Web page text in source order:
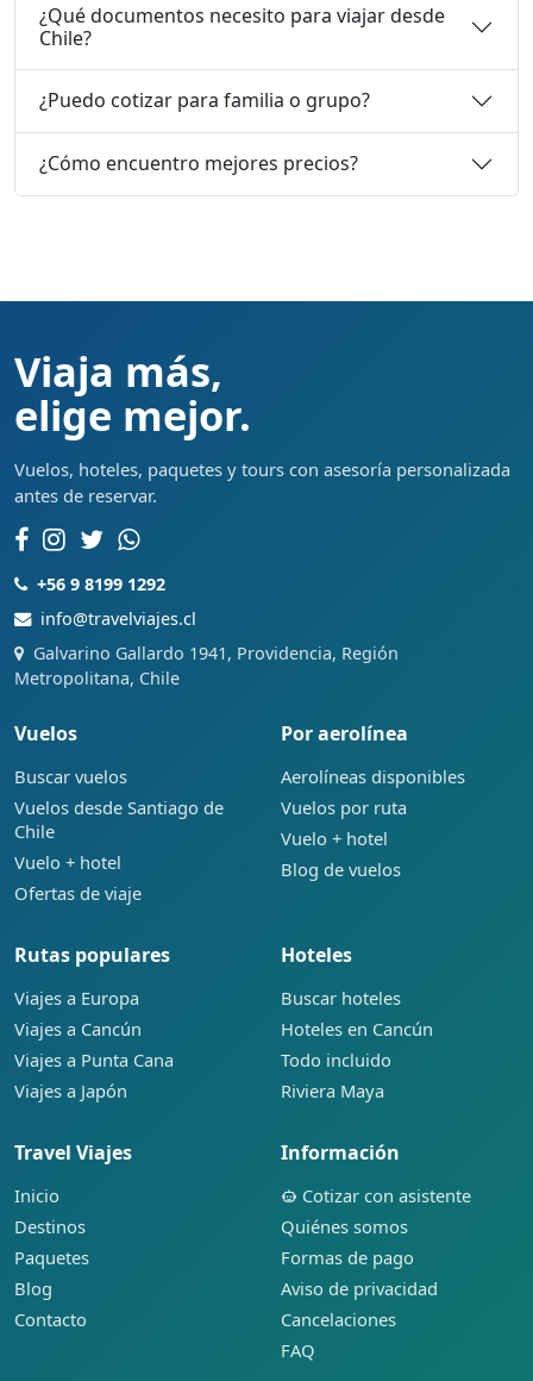
¿Qué documentos necesito para viajar desde
Chile?
¿Puedo cotizar para familia o grupo?
¿Cómo encuentro mejores precios?
Viaja más,
elige mejor.
Vuelos, hoteles, paquetes y tours con asesoría personalizada
antes de reservar.
+56 9 8199 1292
info@travelviajes.cl
Galvarino Gallardo 1941, Providencia, Región
Metropolitana, Chile
Vuelos
Buscar vuelos
Vuelos desde Santiago de
Chile
Vuelo + hotel
Ofertas de viaje
Por aerolínea
Aerolíneas disponibles
Vuelos por ruta
Vuelo + hotel
Blog de vuelos
Rutas populares
Viajes a Europa
Viajes a Cancún
Viajes a Punta Cana
Viajes a Japón
Hoteles
Buscar hoteles
Hoteles en Cancún
Todo incluido
Riviera Maya
Travel Viajes
Inicio
Destinos
Paquetes
Blog
Contacto
Información
Cotizar con asistente
Quiénes somos
Formas de pago
Aviso de privacidad
Cancelaciones
FAQ